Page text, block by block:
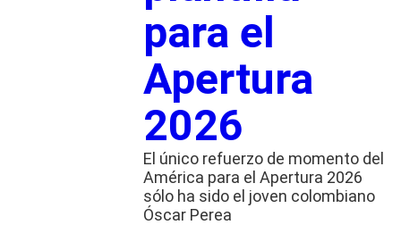
para el
Apertura
2026
El único refuerzo de momento del
América para el Apertura 2026
sólo ha sido el joven colombiano
Óscar Perea